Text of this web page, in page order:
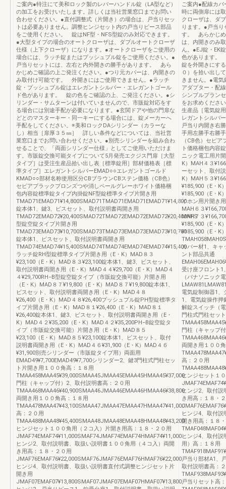
ご案内●特注にて美和ロック製のレバーハンドル錠（LA型など）
の加工をお受けいたします。詳しくは当社営業窓口までお問い
合わせください。●直付調整式（片開き）の場合は、戸当りセッ
トは必要ありません。調整ヒンジセット内の戸当りピース部品
をご使用ください。 錠はNF型・NFS型錠のみ対応できます。
●大型タイプの場合のオートクローザは、ダブルオートクローザ
仕様（上下クローザ）になります。●オートクローザをご使用の
場合には、ラッチ錠またはプッシュプル錠をご使用ください。●
戸当りセットには、左右と内外開きの勝手があります。 あら
かじめご確認の上ご発注ください。●つり元カバーは、内開きの
み取付け可能です。 外開きにはご使用できません。●ラッチ
錠・プッシュプル錠はエレガントシルバー・エレガントゴール
ド色があります。 錠の色をご確認の上、ご発注ください。●シ
リンダー・サムターンは付いていませんので、市販錠対応をす
る場合には別途手配が必要になります。●玄関ドアや他の門扉な
どとのマスターキー・同一キーにする場合には、錠メーカーへ
手配をしてください。※美和ロックDAシリンダー（カラーな
し）相当［扉厚３５㎜］ 詳しい条件などについては、当社営
業窓口までお問い合わせください。●別売シリンダーを組み合わ
せることで、「両面シリンダー仕様」としてご使用いただけま
す。市販錠交換可能タイプについて5月発売エクジス門扉［大型
タイプ］は受注生産品拾い出し表［標準錠用］部材価格表［標
準タイプ］エレガントシルバーEMAD○○エレガントゴールド
KMAD○○部材名称使用区分CBブラウンCBステン価格（CB色）
セピアブラックブロンズつや消しペールグレーホワイト価格梱
包内容錠標準錠タイプ内掛錠NF型錠標準タイプ片開き用
TMAD71EMAD71¥14,800SMAD71TMAD71EMAD71EMAD71¥14,800
錠本体1、鍵3、ビスセット、取付説明書両開き用
TMAD72EMAD72¥20,400SMAD72TMAD72EMAD72EMAD72¥20,400NFS
型錠空錠タイプ片開き用
TMAD73EMAD73¥10,700SMAD73TMAD73EMAD73EMAD73¥10,700
錠本体1、ビスセット、取付説明書両開き用
TMAD74EMAD74¥15,400SMAD74TMAD74EMAD74EMAD74¥15,400
ラッチ錠RH型錠標準タイプ片開き用（E・K）MAD８３
¥23,100（E・K）MAD８３¥23,100錠本体1、鍵3、ビスセット、
取付説明書両開き用（E・K）MAD４４¥29,700（E・K）MAD４
４¥29,700RH−B型錠空錠タイプ（市販錠交換可能）片開き用
（E・K）MAD８７¥19,800（E・K）MAD８７¥19,800錠本体1、
ビスセット、取付説明書両開き用（E・K）MAD４８
¥26,400（E・K）MAD４８¥26,400プッシュプル錠PH型錠標準タ
イプ片開き用（E・K）MAD８１¥26,400（E・K）MAD８１
¥26,400錠本体1、鍵3、ビスセット、取付説明書両開き用（E・
K）MAD４２¥35,200（E・K）MAD４２¥35,200PH−B錠空錠タ
イプ（市販錠交換可能）片開き用（E・K）MAD８５
¥23,100（E・K）MAD８５¥23,100錠本体1、ビスセット、取付
説明書両開き用（E・K）MAD４６¥31,900（E・K）MAD４６
¥31,900別売シリンダー（市販錠タイプ用）両面用
EMAD49¥7,700EMAD49¥7,700シリンダー2、鍵3門柱式門柱セッ
ト片開き用１００角高：１８用
TMAA458MAA45¥39,000SMAA45JMAA45EMAA45HMAA45¥37,000
門柱（キャップ付）2、取付説明書高：２０用
TMAA468MAA46¥40,900SMAA46JMAA46EMAA46HMAA46¥38,800
両開き用１００角高：１８用
TMAA478MAA47¥43,100SMAA47JMAA47EMAA47HMAA47¥41,000
高：２０用
TMAA488MAA48¥45,400SMAA48JMAA48EMAA48HMAA48¥43,200
ヒンジセット１００角用（２コ入）片開き用高：１８・２０用
JMAF74EMAF74¥11,000SMAF74JMAF74EMAF74HMAF74¥11,000
ヒンジ2、取付説明書、取扱い説明書１００角用（４コ入）両開
き用高：１８・２０用
JMAF76EMAF76¥22,000SMAF76JMAF76EMAF76HMAF76¥22,000
ヒンジ4、取付説明書、取扱い説明書直付式調整ヒンジセット片
開き用
JMAF07EMAF07¥13,800SMAF07JMAF07EMAF07HMAF07¥13,800
ご案内●配線カ
時に両側扉には
クローザは、ダ
ります。●戸当
す。 あらかじめ
は、内開きのみ
ん。●EJ錠・EK
色があります。
錠を外開きにす
０）を拾い出し
きません。●電気
アダプター・配
シンプルプラン
をお求めくださ
生産品［電気錠
レガントシルバ
戸当り内開き右
手用左勝手右勝
（CB色）セピ
ト価格梱包内容
ニック電工用片
K）MAH４３
ーセット、取付
K）MAH５３
¥185,900（E・K
¥185,900（E・K
イホン用片開き
MAH６３
MAH７３
¥185,900（E・K
¥185,900（E・K
カバー材1、キャ
ント部品共通
受け座フロント1
（パナソニック
電気錠制御器1、
1、電気錠操作押
解錠スイッチ（
門柱式門柱セッ
門柱（キャップ
両開き用１００
高：２０用
ヒンジセット１
ヒンジ2、取付説
き用高：１８・
ヒンジ4、取付
開き用高：１８
ヒンジ4、取付
用）高：１８用
戸当り部材A1、
取付説明書高：
戸当りセット高